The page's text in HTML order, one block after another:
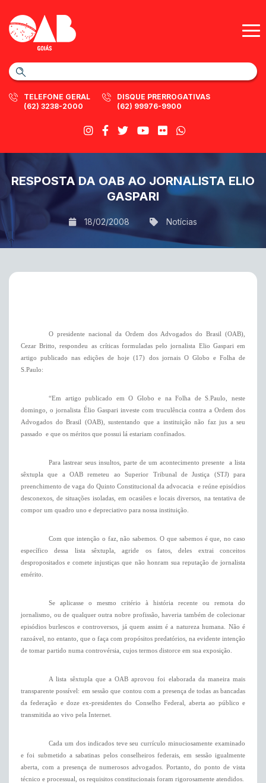
TELEFONE GERAL
(62) 3238-2000
DISQUE PRERROGATIVAS
(62) 99976-9900
RESPOSTA DA OAB AO JORNALISTA ELIO
GASPARI
18/02/2008 Notícias
O presidente nacional da Ordem dos Advogados do Brasil (OAB),
Cezar Britto, respondeu as críticas formuladas pelo jornalista Elio Gaspari em
artigo publicado nas edições de hoje (17) dos jornais O Globo e Folha de
S.Paulo:
“Em artigo publicado em O Globo e na Folha de S.Paulo, neste
domingo, o jornalista Élio Gaspari investe com truculência contra a Ordem dos
Advogados do Brasil (OAB), sustentando que a instituição não faz jus a seu
passado  e que os méritos que possui lá estariam confinados.
Para lastrear seus insultos, parte de um acontecimento presente  a lista
sêxtupla que a OAB remeteu ao Superior Tribunal de Justiça (STJ) para
preenchimento de vaga do Quinto Constitucional da advocacia  e reúne episódios
desconexos, de situações isoladas, em ocasiões e locais diversos, na tentativa de
compor um quadro uno e depreciativo para nossa instituição.
Com que intenção o faz, não sabemos. O que sabemos é que, no caso
específico dessa lista sêxtupla, agride os fatos, deles extrai conceitos
despropositados e comete injustiças que não honram sua reputação de jornalista
emérito.
Se aplicasse o mesmo critério à história recente ou remota do
jornalismo, ou de qualquer outra nobre profissão, haveria também de colecionar
episódios burlescos e controversos, já quem assim é a natureza humana. Não é
razoável, no entanto, que o faça com propósitos predatórios, na evidente intenção
de tomar partido numa controvérsia, cujos termos distorce em sua exposição.
A lista sêxtupla que a OAB aprovou foi elaborada da maneira mais
transparente possível: em sessão que contou com a presença de todas as bancadas
da federação e doze ex-presidentes do Conselho Federal, aberta ao público e
transmitida ao vivo pela Internet.
Cada um dos indicados teve seu currículo minuciosamente examinado
e foi submetido a sabatinas pelos conselheiros federais, em sessão igualmente
aberta, com a presença de numerosos advogados. Portanto, do ponto de vista
técnico e processual, os requisitos constitucionais foram rigorosamente atendidos.